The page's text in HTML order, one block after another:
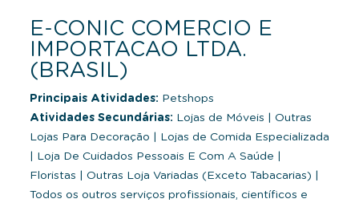
E-CONIC COMERCIO E
IMPORTACAO LTDA.
(BRASIL)
Principais Atividades: Petshops
Atividades Secundárias: Lojas de Móveis
Outras
Lojas Para Decoração
Lojas de Comida Especializada
Loja De Cuidados Pessoais E Com A Saúde
Floristas
Outras Loja Variadas (Exceto Tabacarias)
Todos os outros serviços profissionais, científicos e